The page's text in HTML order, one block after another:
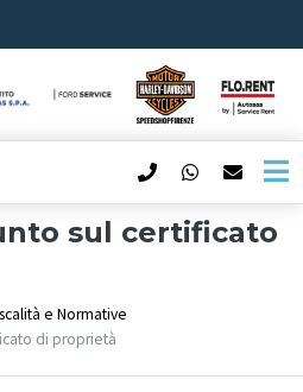
sul certificato
e Normative
di proprietà